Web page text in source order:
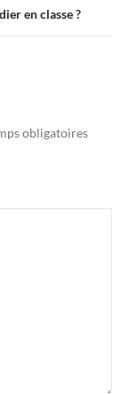
en classe ?
obligatoires